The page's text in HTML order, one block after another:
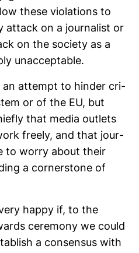
these vio­la­tions to
attack on a jour­na­list or
on the society as a
unac­cep­table.
an attempt to hinder cri­
or of the EU, but
that media out­lets
freely, and that jour­
to worry about their
a corn­er­s­tone of
happy if, to the
ceremony we could
a con­sensus with